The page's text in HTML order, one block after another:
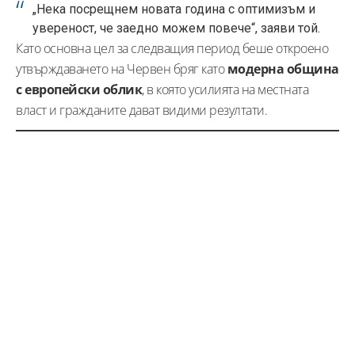
„Нека посрещнем новата година с оптимизъм и
увереност, че заедно можем повече“, заяви той.
Като основна цел за следващия период беше откроено
утвърждаването на Червен бряг катомодерна община
с европейски облик, в която усилията на местната
власт и гражданите дават видими резултати.